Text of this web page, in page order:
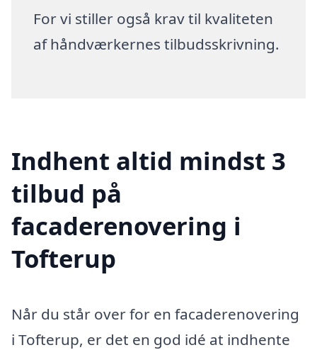
For vi stiller også krav til kvaliteten
af håndværkernes tilbudsskrivning.
Indhent altid mindst 3
tilbud på
facaderenovering i
Tofterup
Når du står over for en facaderenovering
i Tofterup, er det en god idé at indhente